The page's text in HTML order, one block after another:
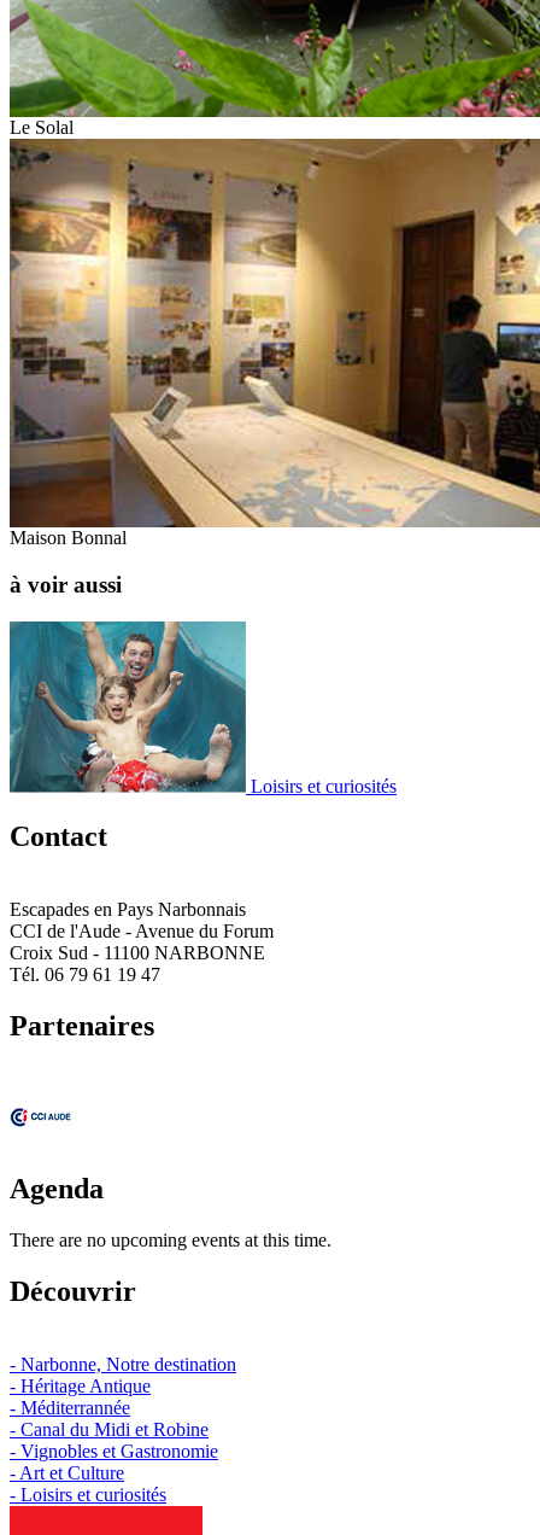
Le Solal
Maison Bonnal
à voir aussi
Loisirs et curiosités
Contact
Escapades en Pays Narbonnais
CCI de l'Aude - Avenue du Forum
Croix Sud - 11100 NARBONNE
Tél. 06 79 61 19 47
Partenaires
Agenda
There are no upcoming events at this time.
Découvrir
- Narbonne, Notre destination
- Héritage Antique
- Méditerrannée
- Canal du Midi et Robine
- Vignobles et Gastronomie
- Art et Culture
- Loisirs et curiosités